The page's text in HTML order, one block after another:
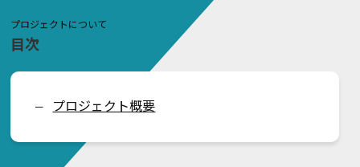
プロジェクトについて
目次
ー プロジェクト概要